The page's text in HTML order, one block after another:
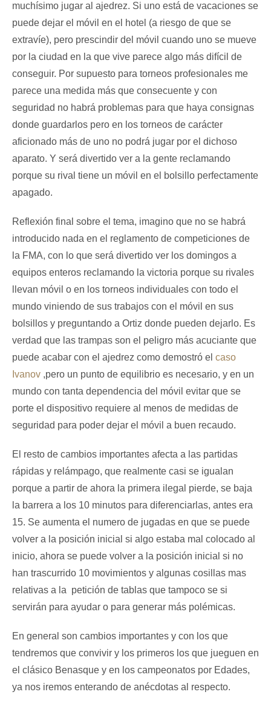
muchísimo jugar al ajedrez. Si uno está de vacaciones se
puede dejar el móvil en el hotel (a riesgo de que se
extravíe), pero prescindir del móvil cuando uno se mueve
por la ciudad en la que vive parece algo más difícil de
conseguir. Por supuesto para torneos profesionales me
parece una medida más que consecuente y con
seguridad no habrá problemas para que haya consignas
donde guardarlos pero en los torneos de carácter
aficionado más de uno no podrá jugar por el dichoso
aparato. Y será divertido ver a la gente reclamando
porque su rival tiene un móvil en el bolsillo perfectamente
apagado.
Reflexión final sobre el tema, imagino que no se habrá
introducido nada en el reglamento de competiciones de
la FMA, con lo que será divertido ver los domingos a
equipos enteros reclamando la victoria porque su rivales
llevan móvil o en los torneos individuales con todo el
mundo viniendo de sus trabajos con el móvil en sus
bolsillos y preguntando a Ortiz donde pueden dejarlo. Es
verdad que las trampas son el peligro más acuciante que
puede acabar con el ajedrez como demostró el caso
Ivanov ,pero un punto de equilibrio es necesario, y en un
mundo con tanta dependencia del móvil evitar que se
porte el dispositivo requiere al menos de medidas de
seguridad para poder dejar el móvil a buen recaudo.
El resto de cambios importantes afecta a las partidas
rápidas y relámpago, que realmente casi se igualan
porque a partir de ahora la primera ilegal pierde, se baja
la barrera a los 10 minutos para diferenciarlas, antes era
15. Se aumenta el numero de jugadas en que se puede
volver a la posición inicial si algo estaba mal colocado al
inicio, ahora se puede volver a la posición inicial si no
han trascurrido 10 movimientos y algunas cosillas mas
relativas a la petición de tablas que tampoco se si
servirán para ayudar o para generar más polémicas.
En general son cambios importantes y con los que
tendremos que convivir y los primeros los que jueguen en
el clásico Benasque y en los campeonatos por Edades,
ya nos iremos enterando de anécdotas al respecto.